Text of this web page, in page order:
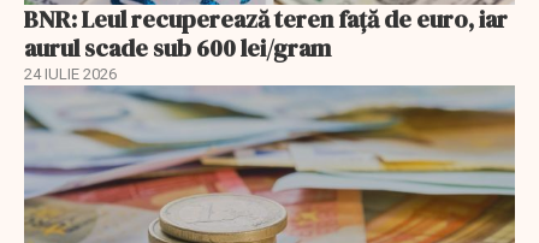
BNR: Leul recuperează teren faţă de euro, iar
aurul scade sub 600 lei/gram
24 IULIE 2026